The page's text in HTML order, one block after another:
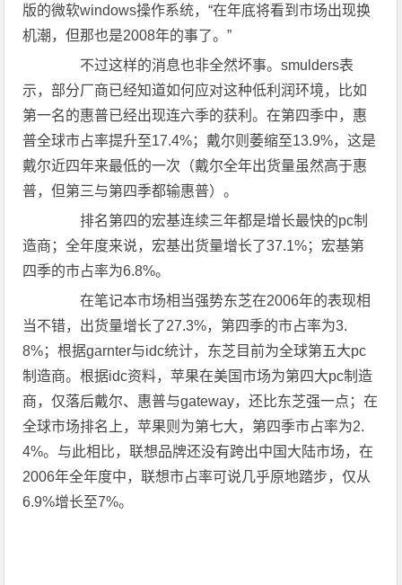
版的微软windows操作系统，“在年底将看到市场出现换
机潮，但那也是2008年的事了。”
不过这样的消息也非全然坏事。smulders表
示，部分厂商已经知道如何应对这种低利润环境，比如
第一名的惠普已经出现连六季的获利。在第四季中，惠
普全球市占率提升至17.4%；戴尔则萎缩至13.9%，这是
戴尔近四年来最低的一次（戴尔全年出货量虽然高于惠
普，但第三与第四季都输惠普）。
排名第四的宏基连续三年都是增长最快的pc制
造商；全年度来说，宏基出货量增长了37.1%；宏基第
四季的市占率为6.8%。
在笔记本市场相当强势东芝在2006年的表现相
当不错，出货量增长了27.3%，第四季的市占率为3.
8%；根据garnter与idc统计，东芝目前为全球第五大pc
制造商。根据idc资料，苹果在美国市场为第四大pc制造
商，仅落后戴尔、惠普与gateway，还比东芝强一点；在
全球市场排名上，苹果则为第七大，第四季市占率为2.
4%。与此相比，联想品牌还没有跨出中国大陆市场，在
2006年全年度中，联想市占率可说几乎原地踏步，仅从
6.9%增长至7%。